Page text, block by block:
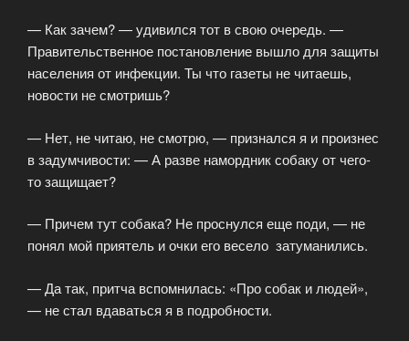
— Как зачем? — удивился тот в свою очередь. —
Правительственное постановление вышло для защиты
населения от инфекции. Ты что газеты не читаешь,
новости не смотришь?
— Нет, не читаю, не смотрю, — признался я и произнес
в задумчивости: — А разве намордник собаку от чего-
то защищает?
— Причем тут собака? Не проснулся еще поди, — не
понял мой приятель и очки его весело затуманились.
— Да так, притча вспомнилась: «Про собак и людей»,
— не стал вдаваться я в подробности.